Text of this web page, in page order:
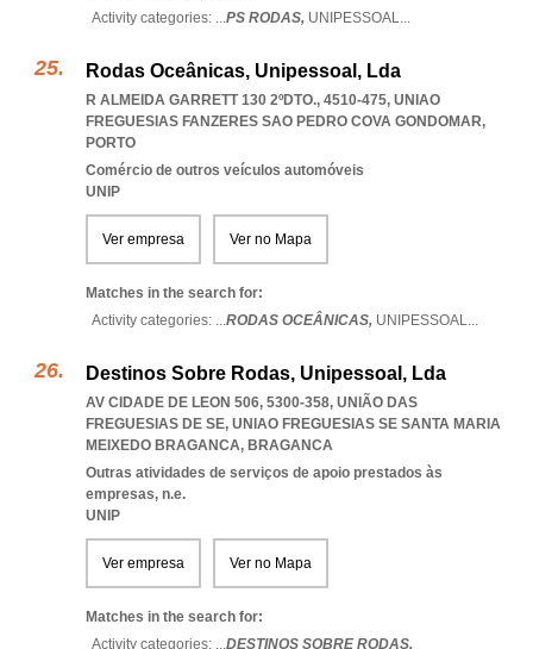
Activity categories: ...PS RODAS, UNIPESSOAL...
Rodas Oceânicas, Unipessoal, Lda
R ALMEIDA GARRETT 130 2ºDTO., 4510-475, UNIAO
FREGUESIAS FANZERES SAO PEDRO COVA GONDOMAR,
PORTO
Comércio de outros veículos automóveis
UNIP
Ver empresa Ver no Mapa
Matches in the search for:
Activity categories: ...RODAS OCEÂNICAS, UNIPESSOAL...
Destinos Sobre Rodas, Unipessoal, Lda
AV CIDADE DE LEON 506, 5300-358, UNIÃO DAS
FREGUESIAS DE SE, UNIAO FREGUESIAS SE SANTA MARIA
MEIXEDO BRAGANCA, BRAGANCA
Outras atividades de serviços de apoio prestados às
empresas, n.e.
UNIP
Ver empresa Ver no Mapa
Matches in the search for:
Activity categories: ...DESTINOS SOBRE RODAS,